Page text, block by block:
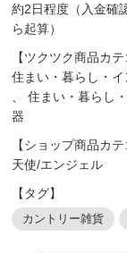
約2日程度（入金確
ら起算）
【ツクツク商品カテ
住まい・暮らし・イ
、住まい・暮らし
器
【ショップ商品カテ
天使/エンジェル
【タグ】
カントリー雑貨